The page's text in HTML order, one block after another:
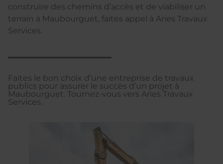
construire des chemins d’accès et de viabiliser un
terrain à Maubourguet, faites appel à Aries Travaux
Services.
Faites le bon choix d’une entreprise de travaux
publics pour assurer le succès d’un projet à
Maubourguet. Tournez-vous vers Aries Travaux
Services.